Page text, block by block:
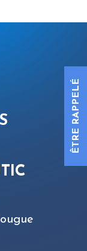
ÊTRE RAPPELÉ